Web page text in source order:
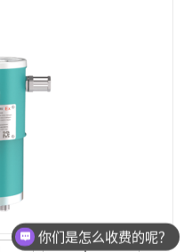
你们是怎么收费的呢？